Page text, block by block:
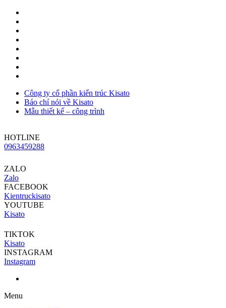
Công ty cổ phần kiến trúc Kisato
Báo chí nói về Kisato
Mẫu thiết kế – công trình
HOTLINE
0963459288
ZALO
Zalo
FACEBOOK
Kientruckisato
YOUTUBE
Kisato
TIKTOK
Kisato
INSTAGRAM
Instagram
Menu